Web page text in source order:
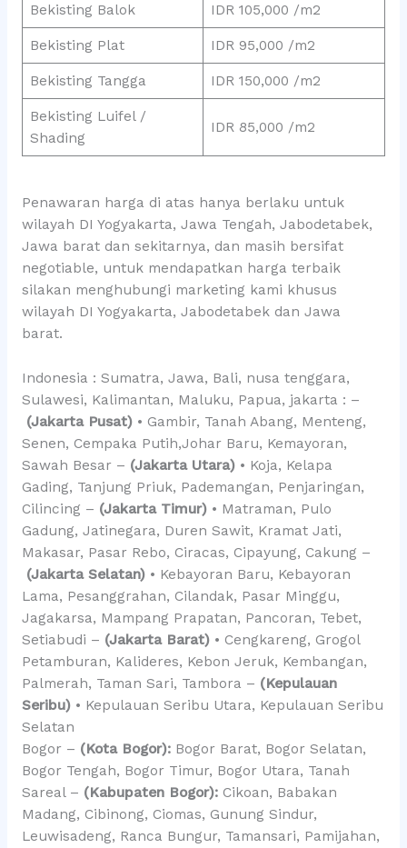
Bekisting Balok IDR 105,000 /m2
Bekisting Plat IDR 95,000 /m2
Bekisting Tangga IDR 150,000 /m2
Bekisting Luifel /
Shading
IDR 85,000 /m2
Penawaran harga di atas hanya berlaku untuk
wilayah DI Yogyakarta, Jawa Tengah, Jabodetabek,
Jawa barat dan sekitarnya, dan masih bersifat
negotiable, untuk mendapatkan harga terbaik
silakan menghubungi marketing kami khusus
wilayah DI Yogyakarta, Jabodetabek dan Jawa
barat.
Indonesia : Sumatra, Jawa, Bali, nusa tenggara,
Sulawesi, Kalimantan, Maluku, Papua, jakarta : –
(Jakarta Pusat)• Gambir, Tanah Abang, Menteng,
Senen, Cempaka Putih,Johar Baru, Kemayoran,
Sawah Besar – (Jakarta Utara)• Koja, Kelapa
Gading, Tanjung Priuk, Pademangan, Penjaringan,
Cilincing – (Jakarta Timur)• Matraman, Pulo
Gadung, Jatinegara, Duren Sawit, Kramat Jati,
Makasar, Pasar Rebo, Ciracas, Cipayung, Cakung –
(Jakarta Selatan)• Kebayoran Baru, Kebayoran
Lama, Pesanggrahan, Cilandak, Pasar Minggu,
Jagakarsa, Mampang Prapatan, Pancoran, Tebet,
Setiabudi – (Jakarta Barat)• Cengkareng, Grogol
Petamburan, Kalideres, Kebon Jeruk, Kembangan,
Palmerah, Taman Sari, Tambora – (Kepulauan
Seribu)• Kepulauan Seribu Utara, Kepulauan Seribu
Selatan
Bogor – (Kota Bogor):Bogor Barat, Bogor Selatan,
Bogor Tengah, Bogor Timur, Bogor Utara, Tanah
Sareal – (Kabupaten Bogor): Cikoan, Babakan
Madang, Cibinong, Ciomas, Gunung Sindur,
Leuwisadeng, Ranca Bungur, Tamansari, Pamijahan,